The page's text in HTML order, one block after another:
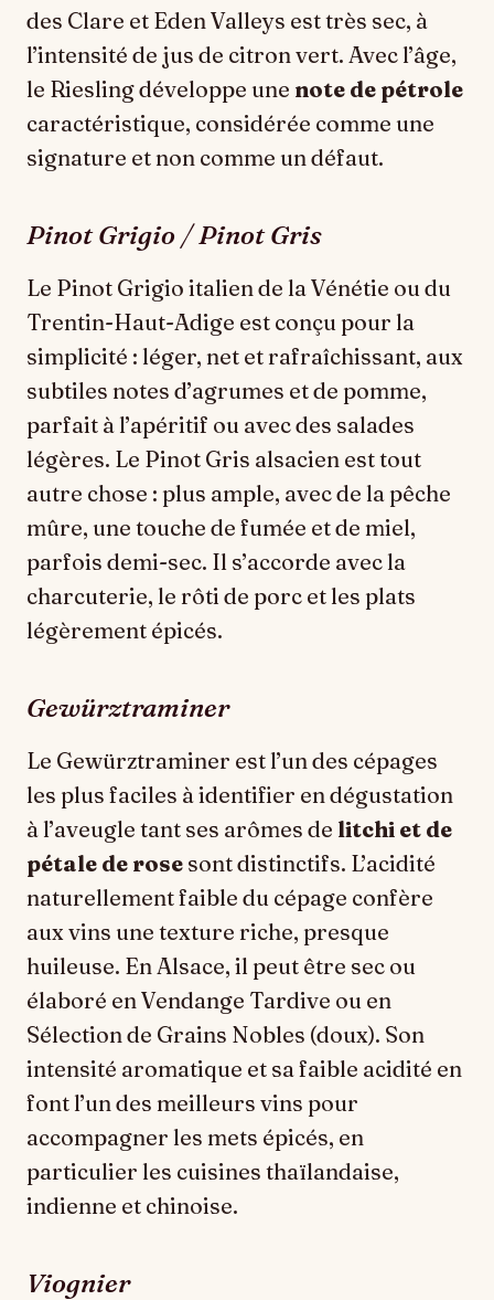
des Clare et Eden Valleys est très sec, à
l’intensité de jus de citron vert. Avec l’âge,
le Riesling développe une note de pétrole
caractéristique, considérée comme une
signature et non comme un défaut.
Pinot Grigio / Pinot Gris
Le Pinot Grigio italien de la Vénétie ou du
Trentin-Haut-Adige est conçu pour la
simplicité : léger, net et rafraîchissant, aux
subtiles notes d’agrumes et de pomme,
parfait à l’apéritif ou avec des salades
légères. Le Pinot Gris alsacien est tout
autre chose : plus ample, avec de la pêche
mûre, une touche de fumée et de miel,
parfois demi-sec. Il s’accorde avec la
charcuterie, le rôti de porc et les plats
légèrement épicés.
Gewürztraminer
Le Gewürztraminer est l’un des cépages
les plus faciles à identifier en dégustation
à l’aveugle tant ses arômes de litchi et de
pétale de rose sont distinctifs. L’acidité
naturellement faible du cépage confère
aux vins une texture riche, presque
huileuse. En Alsace, il peut être sec ou
élaboré en Vendange Tardive ou en
Sélection de Grains Nobles (doux). Son
intensité aromatique et sa faible acidité en
font l’un des meilleurs vins pour
accompagner les mets épicés, en
particulier les cuisines thaïlandaise,
indienne et chinoise.
Viognier